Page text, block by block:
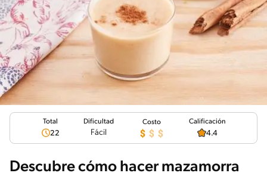
Total
22
Dificultad
Fácil
Costo Calificación
4.4
Descubre cómo hacer mazamorra